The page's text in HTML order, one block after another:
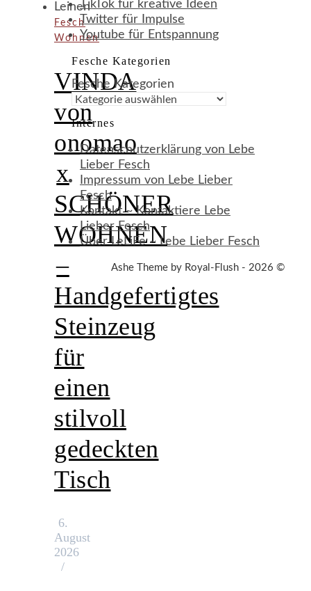
Fesch
Wohnen
VINDA
von
onomao
x
SCHÖNER
WOHNEN
–
Handgefertigtes
Steinzeug
für
einen
stilvoll
gedeckten
Tisch
6.
August
2026
/
TikTok für kreative Ideen
Twitter für Impulse
Youtube für Entspannung
Fesche Kategorien
Fesche Kategorien
Internes
Datenschutzerklärung von Lebe
Lieber Fesch
Impressum von Lebe Lieber
Fesch
Kontakt ~ Kontaktiere Lebe
Lieber Fesch
Über LeLiFe ~ Lebe Lieber Fesch
Ashe Theme by Royal-Flush - 2026 ©